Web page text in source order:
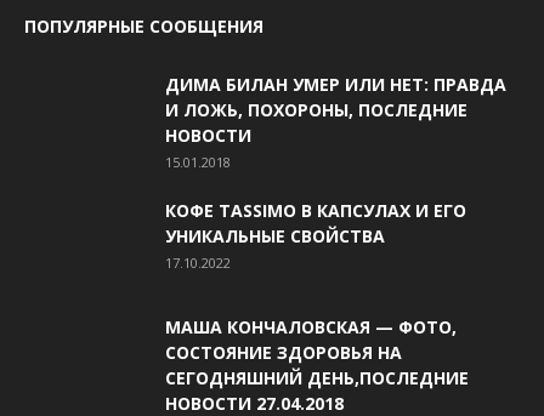
ПОПУЛЯРНЫЕ СООБЩЕНИЯ
ДИМА БИЛАН УМЕР ИЛИ НЕТ: ПРАВДА
И ЛОЖЬ, ПОХОРОНЫ, ПОСЛЕДНИЕ
НОВОСТИ
15.01.2018
КОФЕ TASSIMO В КАПСУЛАХ И ЕГО
УНИКАЛЬНЫЕ СВОЙСТВА
17.10.2022
МАША КОНЧАЛОВСКАЯ — ФОТО,
СОСТОЯНИЕ ЗДОРОВЬЯ НА
СЕГОДНЯШНИЙ ДЕНЬ,ПОСЛЕДНИЕ
НОВОСТИ 27.04.2018